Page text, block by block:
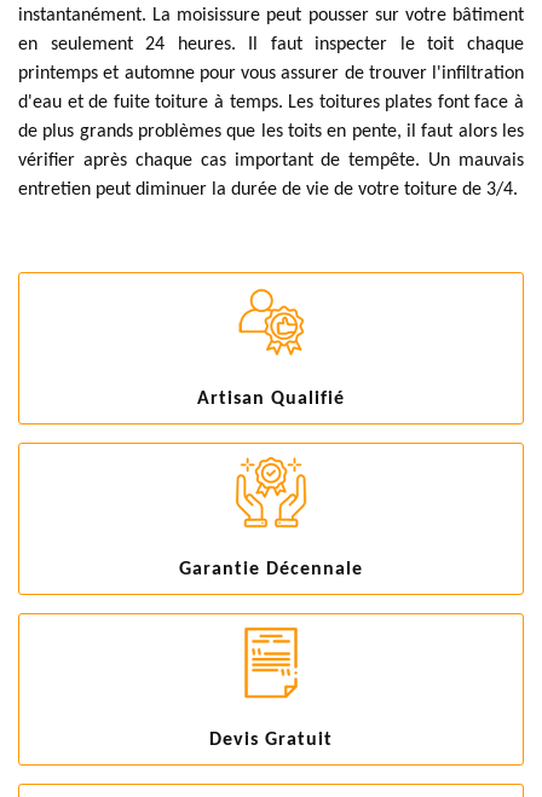
instantanément. La moisissure peut pousser sur votre bâtiment
en seulement 24 heures. Il faut inspecter le toit chaque
printemps et automne pour vous assurer de trouver l'infiltration
d'eau et de fuite toiture à temps. Les toitures plates font face à
de plus grands problèmes que les toits en pente, il faut alors les
vérifier après chaque cas important de tempête. Un mauvais
entretien peut diminuer la durée de vie de votre toiture de 3/4.
Artisan Qualifié
Garantie Décennale
Devis Gratuit